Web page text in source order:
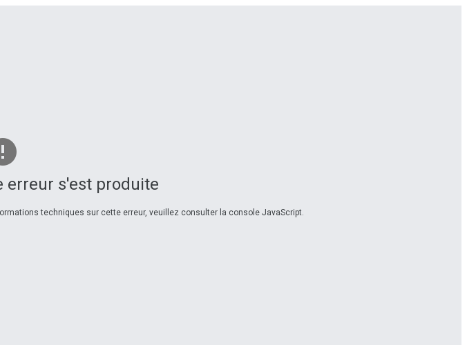
erreur s'est produite
techniques sur cette erreur, veuillez consulter la console JavaScript.